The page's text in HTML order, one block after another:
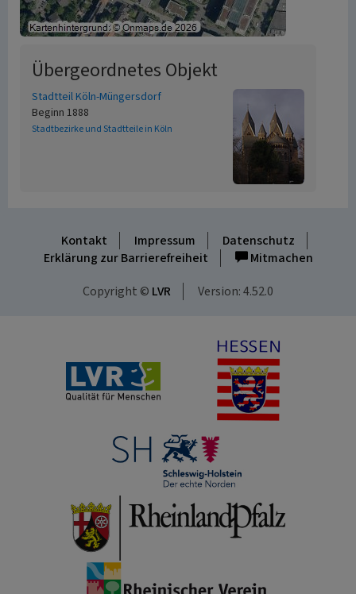
Übergeordnetes Objekt
Stadtteil Köln-Müngersdorf
Beginn 1888
Stadtbezirke und Stadtteile in Köln
Kontakt Impressum
Datenschutz
Erklärung zur Barrierefreiheit
Mitmachen
Copyright © LVR Version: 4.52.0